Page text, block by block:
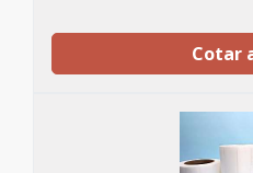
Cotar